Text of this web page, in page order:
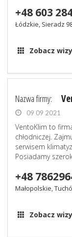
+48 603
Łódzkie, Sieradz
Zobacz
Nazwa firmy:
09 09 2021
VentoKlim to
chłodniczej.
serwisem
Posiadamy
+48
Małopolskie,
Zobacz